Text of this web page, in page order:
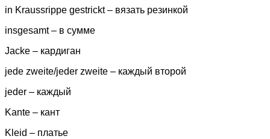
in Kraussrippe gestrickt – вязать резинкой
insgesamt – в сумме
Jacke – кардиган
jede zweite/jeder zweite – каждый второй
jeder – каждый
Kante – кант
Kleid – платье